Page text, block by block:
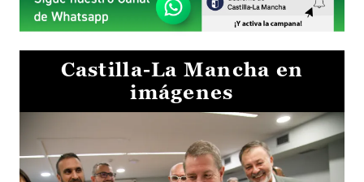
Castilla-La Mancha en
imágenes